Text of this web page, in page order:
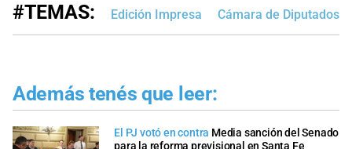
#TEMAS: Edición Impresa Cámara de Diputados
Además tenés que leer:
El PJ votó en contra Media sanción del Senado
para la reforma previsional en Santa Fe